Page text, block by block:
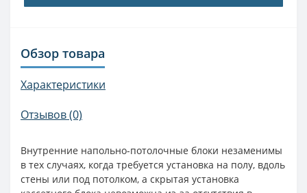
Обзор товара
Характеристики
Отзывов (0)
Внутренние напольно-потолочные блоки незаменимы
в тех случаях, когда требуется установка на полу, вдоль
стены или под потолком, а скрытая установка